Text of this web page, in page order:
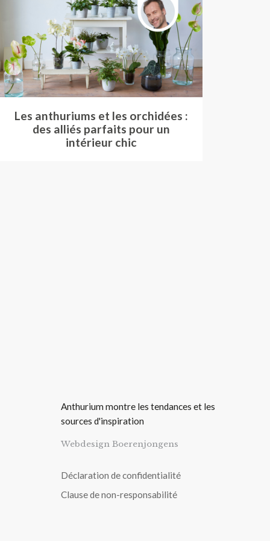
Les anthuriums et les orchidées :
des alliés parfaits pour un
intérieur chic
Anthurium montre les tendances et les
sources d'inspiration
Webdesign Boerenjongens
Déclaration de confidentialité
Clause de non-responsabilité